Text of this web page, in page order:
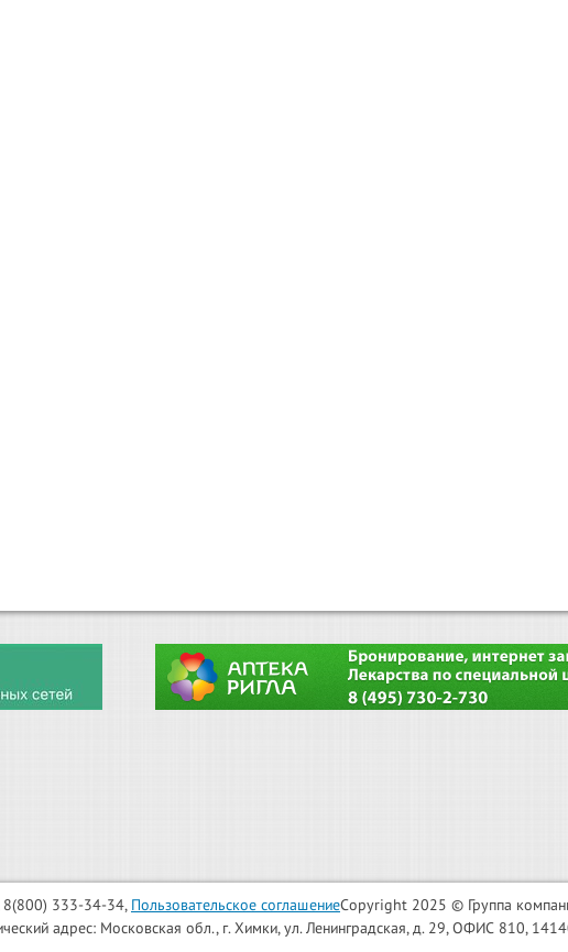
8(800) 333-34-34, Пользовательское соглашениеCopyright 2025 © Группа
адрес: Московская обл., г. Химки, ул. Ленинградская, д. 29, ОФИС 810,